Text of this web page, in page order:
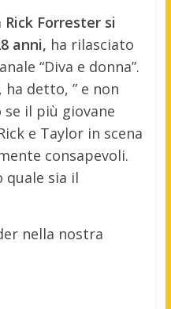
Rick Forrester si
anni, ha rilasciato
“Diva e donna”.
ha detto, ” e non
se il più giovane
e Taylor in scena
consapevoli.
quale sia il
nella nostra